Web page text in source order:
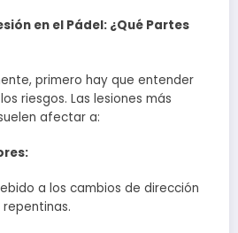
en el Pádel: ¿Qué Partes
primero hay que entender
riesgos. Las lesiones más
afectar a:
a los cambios de dirección